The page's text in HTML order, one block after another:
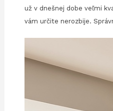
už v dnešnej dobe veľmi
vám určite nerozbije.